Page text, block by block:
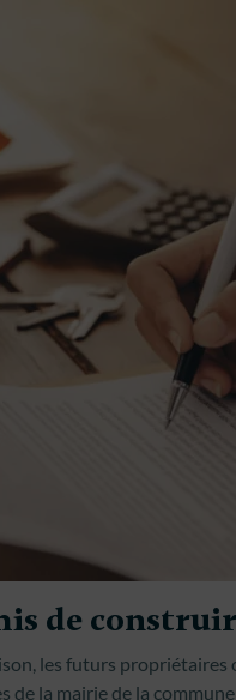
de
les futurs propriétaires
de la mairie de la